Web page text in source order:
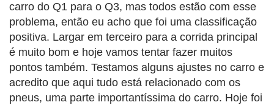
carro do Q1 para o Q3, mas todos estão com esse
problema, então eu acho que foi uma classificação
positiva. Largar em terceiro para a corrida principal
é muito bom e hoje vamos tentar fazer muitos
pontos também. Testamos alguns ajustes no carro e
acredito que aqui tudo está relacionado com os
pneus, uma parte importantíssima do carro. Hoje foi